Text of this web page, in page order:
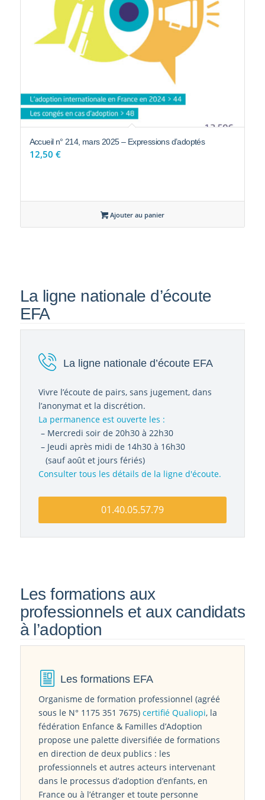
Accueil n° 214, mars 2025 – Expressions d’adoptés
12,50 €
Ajouter au panier
EFA
l’anonymat et la discrétion.
La permanence est ouverte les :
– Mercredi soir de 20h30 à 22h30
– Jeudi après midi de 14h30 à 16h30
(sauf août et jours fériés)
Consulter tous les détails de la ligne d'écoute.
01.40.05.57.79
professionnels et aux candidats
à l’adoption
Organisme de formation professionnel (agréé
sous le N° 1175 351 7675)certifié Qualiopi, la
fédération Enfance & Familles d’Adoption
propose une palette diversifiée de formations
en direction de deux publics : les
professionnels et autres acteurs intervenant
dans le processus d’adoption d’enfants, en
France ou à l’étranger et toute personne
s’engageant ou déjà engagée dans une